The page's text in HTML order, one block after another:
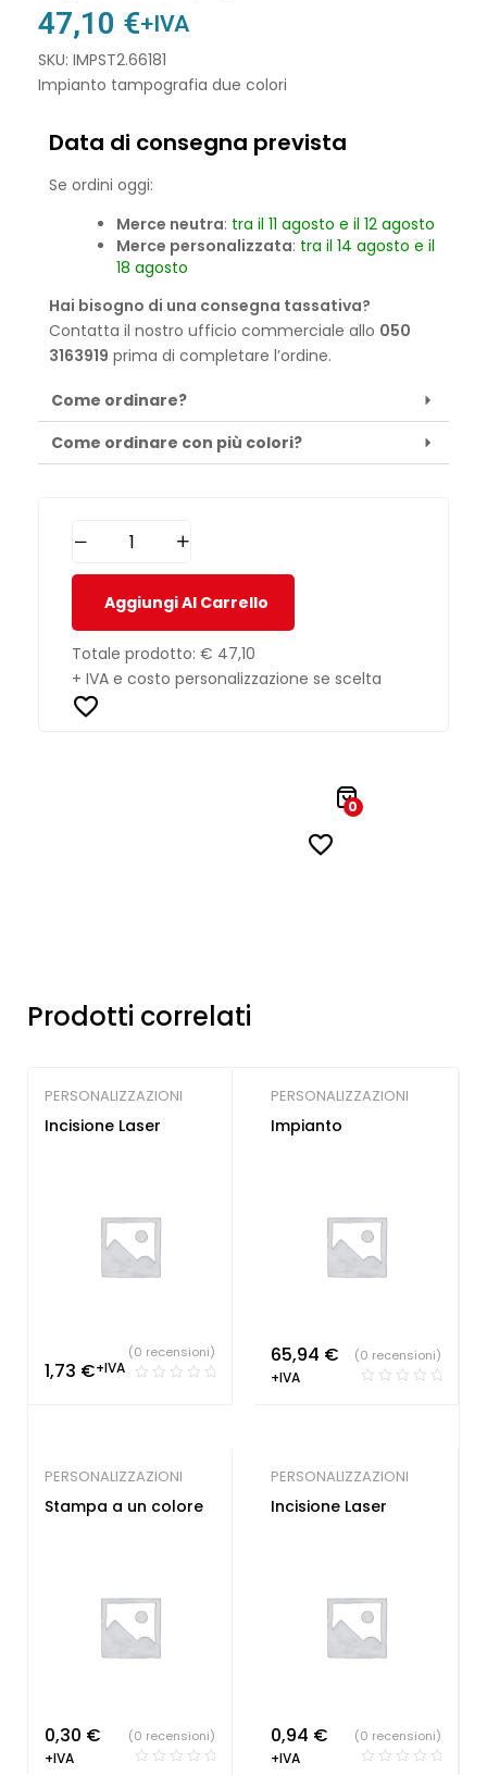
47,10 €+IVA
SKU: IMPST2.66181
Impianto tampografia due colori
Data di consegna prevista
Se ordini oggi:
Merce neutra: tra il 11 agosto e il 12 agosto
Merce personalizzata: tra il 14 agosto e il
18 agosto
Hai bisogno di una consegna tassativa?
Contatta il nostro ufficio commerciale allo 050
3163919 prima di completare l’ordine.
Come ordinare?
Come ordinare con più colori?
Aggiungi Al Carrello
Totale prodotto: € 47,10
+ IVA e costo personalizzazione se scelta
0
Prodotti correlati
PERSONALIZZAZIONI
Incisione Laser
1,73 €+IVA
(0 recensioni)
PERSONALIZZAZIONI
Impianto
65,94 €
+IVA
(0 recensioni)
PERSONALIZZAZIONI
Stampa a un colore
0,30 €
+IVA
(0 recensioni)
PERSONALIZZAZIONI
Incisione Laser
0,94 €
+IVA
(0 recensioni)